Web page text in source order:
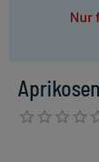
Nur